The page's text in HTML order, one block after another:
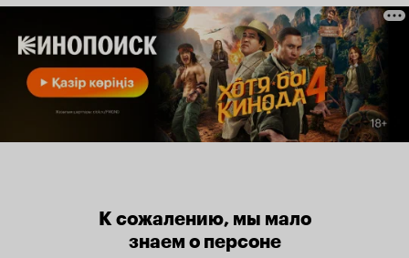
К сожалению, мы мало
знаем о персоне